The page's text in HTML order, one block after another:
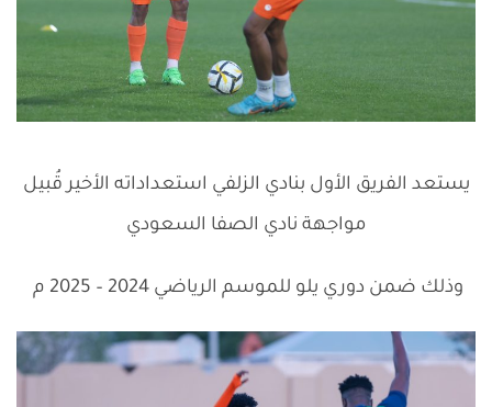
يستعد الفريق الأول بنادي الزلفي استعداداته الأخير قُبيل
مواجهة نادي الصفا السعودي
وذلك ضمن دوري يلو للموسم الرياضي 2024 – 2025 م